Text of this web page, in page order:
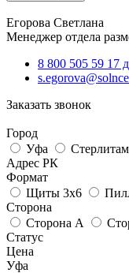
Егорова Светлана
Менеджер отдела
8 800 505 59 17
Заказать звонок
Город
Уфа
Адрес РК
Формат
Щиты 3х6
Сторона
Сторона А
Статус
Цена
Уфа